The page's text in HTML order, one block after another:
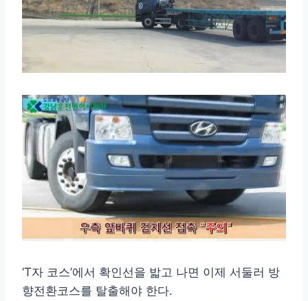
‘T자 코스’에서 확인선을 밟고 나면 이제 서둘러 방
향전환코스를 탈출해야 한다.